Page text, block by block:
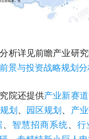
析详见前瞻产业研
景与投资战略规划
院还提供产业新赛
划 、 园区规划 、 产
、 智慧招商系统、 行